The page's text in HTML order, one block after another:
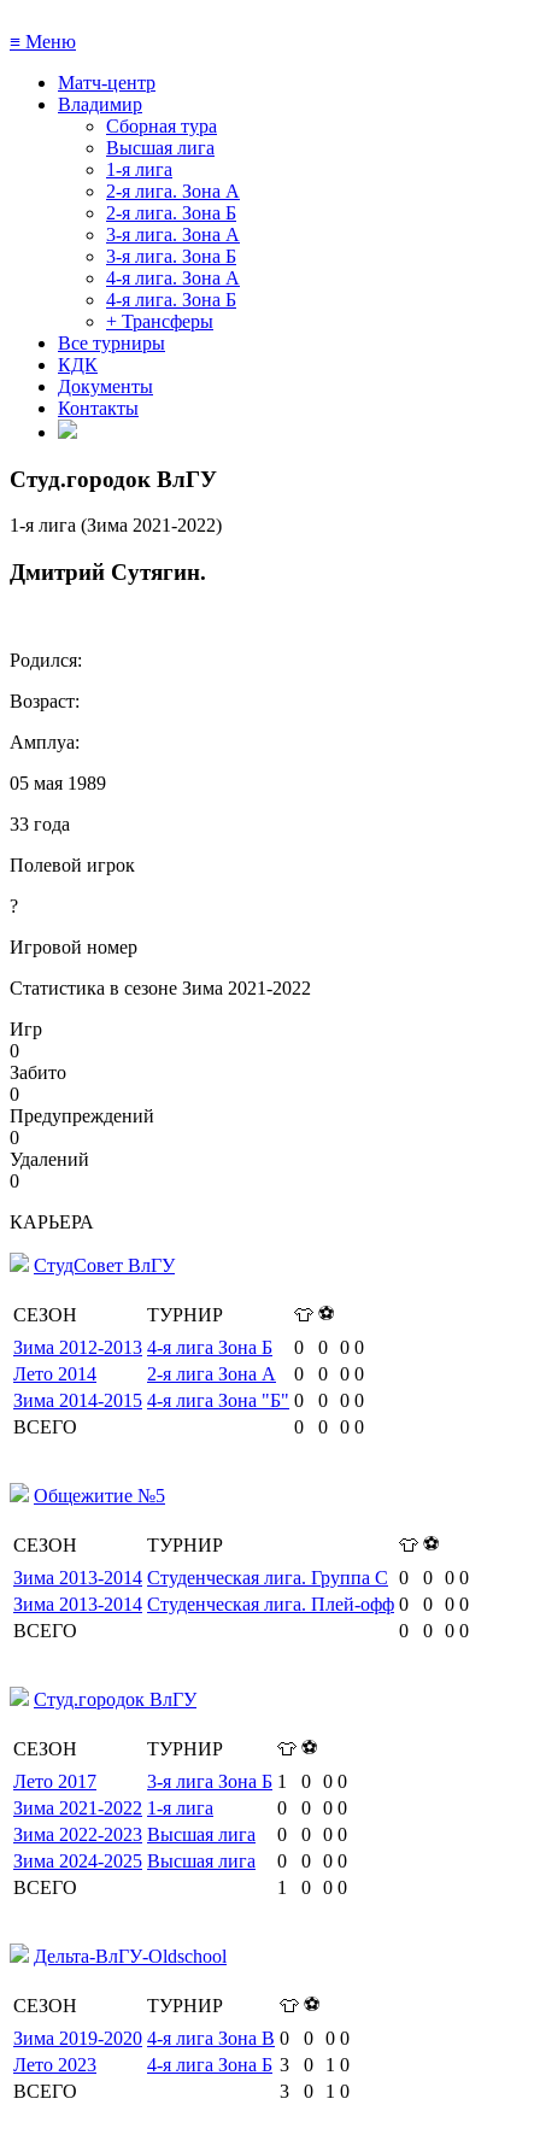
≡ Меню
Матч-центр
Владимир
Сборная тура
Высшая лига
1-я лига
2-я лига. Зона А
2-я лига. Зона Б
3-я лига. Зона А
3-я лига. Зона Б
4-я лига. Зона А
4-я лига. Зона Б
+ Трансферы
Все турниры
КДК
Документы
Контакты
Студ.городок ВлГУ
1-я лига (Зима 2021-2022)
Дмитрий Сутягин.
Родился:
Возраст:
Амплуа:
05 мая 1989
33 года
Полевой игрок
?
Игровой номер
Статистика в сезоне Зима 2021-2022
Игр
0
Забито
0
Предупреждений
0
Удалений
0
КАРЬЕРА
СтудСовет ВлГУ
СЕЗОН ТУРНИР 👕 ⚽
Зима 2012-2013 4-я лига Зона Б 0 0 0 0
Лето 2014
2-я лига Зона А 0 0 0 0
Зима 2014-2015 4-я лига Зона "Б" 0 0 0 0
ВСЕГО
0 0 0 0
Общежитие №5
СЕЗОН ТУРНИР 👕 ⚽
Зима 2013-2014 Студенческая лига. Группа C 0 0 0 0
Зима 2013-2014 Студенческая лига. Плей-офф 0 0 0 0
ВСЕГО
0 0 0 0
Студ.городок ВлГУ
СЕЗОН ТУРНИР 👕 ⚽
Лето 2017
3-я лига Зона Б 1 0 0 0
Зима 2021-2022 1-я лига 0 0 0 0
Зима 2022-2023 Высшая лига 0 0 0 0
Зима 2024-2025 Высшая лига 0 0 0 0
ВСЕГО
1 0 0 0
Дельта-ВлГУ-Oldschool
СЕЗОН ТУРНИР 👕 ⚽
Зима 2019-2020 4-я лига Зона В 0 0 0 0
Лето 2023
4-я лига Зона Б 3 0 1 0
ВСЕГО
3 0 1 0